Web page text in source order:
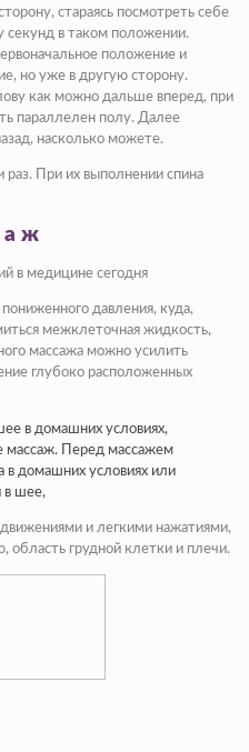
стараясь посмотреть себе
секунд в таком положении.
положение и
но уже в другую сторону.
как можно дальше вперед, при
параллелен полу. Далее
насколько можете.
раз. При их выполнении спина
в медицине сегодня
давления, куда,
межклеточная жидкость,
массажа можно усилить
глубоко расположенных
в домашних условиях,
массаж. Перед массажем
в домашних условиях или
в шее,
и легкими нажатиями,
грудной клетки и плечи.